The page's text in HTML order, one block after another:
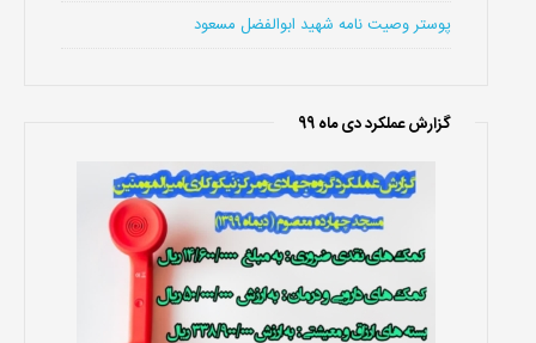
پوستر وصیت نامه شهید ابوالفضل مسعود
گزارش عملکرد دی ماه 99